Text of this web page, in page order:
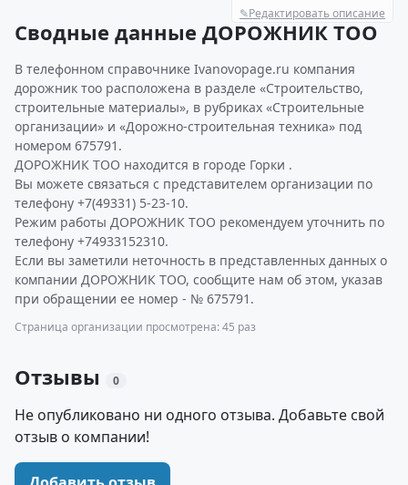
✎Редактировать описание
Сводные данные ДОРОЖНИК ТОО
В телефонном справочнике Ivanovopage.ru компания
дорожник тоо расположена в разделе «Строительство,
строительные материалы», в рубриках «Строительные
организации» и «Дорожно-строительная техника» под
номером 675791.
ДОРОЖНИК ТОО находится в городе Горки .
Вы можете связаться с представителем организации по
телефону +7(49331) 5-23-10.
Режим работы ДОРОЖНИК ТОО рекомендуем уточнить по
телефону +74933152310.
Если вы заметили неточность в представленных данных о
компании ДОРОЖНИК ТОО, сообщите нам об этом, указав
при обращении ее номер - № 675791.
Страница организации просмотрена: 45 раз
Отзывы 0
Не опубликовано ни одного отзыва. Добавьте свой
отзыв о компании!